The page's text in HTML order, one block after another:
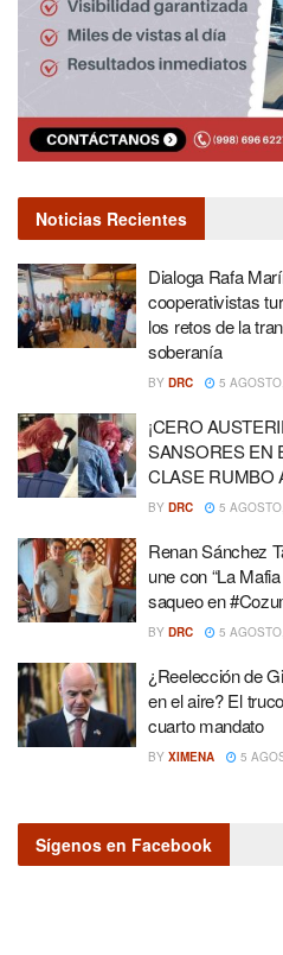
Noticias Recientes
Dialoga Rafa
cooperativistas
los retos de la
soberanía
BY DRC 5
¡CERO
SANSORES EN
CLASE RUMBO
BY DRC 5
Renan Sánchez
une con “La
saqueo en
BY DRC 5
¿Reelección de
en el aire? El
cuarto mandato
BY XIMENA 5
Sígenos en Facebook